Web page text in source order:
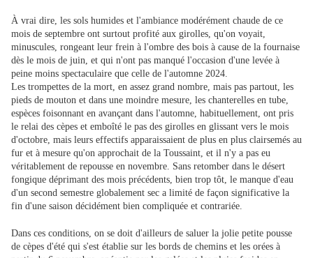
À vrai dire, les sols humides et l'ambiance modérément chaude de ce
mois de septembre ont surtout profité aux girolles, qu'on voyait,
minuscules, rongeant leur frein à l'ombre des bois à cause de la fournaise
dès le mois de juin, et qui n'ont pas manqué l'occasion d'une levée à
peine moins spectaculaire que celle de l'automne 2024.
Les trompettes de la mort, en assez grand nombre, mais pas partout, les
pieds de mouton et dans une moindre mesure, les chanterelles en tube,
espèces foisonnant en avançant dans l'automne, habituellement, ont pris
le relai des cèpes et emboîté le pas des girolles en glissant vers le mois
d'octobre, mais leurs effectifs apparaissaient de plus en plus clairsemés au
fur et à mesure qu'on approchait de la Toussaint, et il n'y a pas eu
véritablement de repousse en novembre. Sans retomber dans le désert
fongique déprimant des mois précédents, bien trop tôt, le manque d'eau
d'un second semestre globalement sec a limité de façon significative la
fin d'une saison décidément bien compliquée et contrariée.
Dans ces conditions, on se doit d'ailleurs de saluer la jolie petite pousse
de cèpes d'été qui s'est établie sur les bords de chemins et les orées à